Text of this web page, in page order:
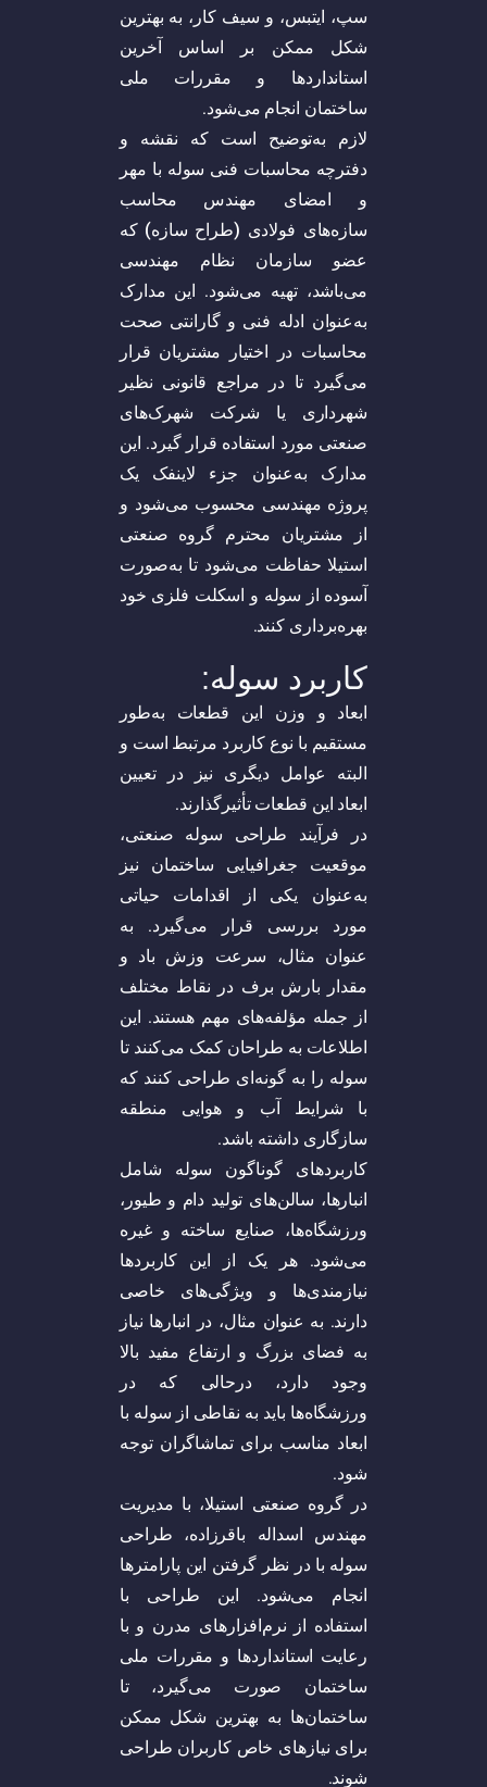
سپ، ایتبس، و سیف کار، به بهترین
شکل ممکن بر اساس آخرین
استاندارد‌ها و مقررات ملی
ساختمان انجام می‌شود.
لازم به‌توضیح است که نقشه و
دفترچه محاسبات فنی سوله با مهر
و امضای مهندس محاسب
سازه‌های فولادی (طراح سازه) که
عضو سازمان نظام مهندسی
می‌باشد، تهیه می‌شود. این مدارک
به‌عنوان ادله فنی و گارانتی صحت
محاسبات در اختیار مشتریان قرار
می‌گیرد تا در مراجع قانونی نظیر
شهرداری یا شرکت شهرک‌های
صنعتی مورد استفاده قرار گیرد. این
مدارک به‌عنوان جزء لاینفک یک
پروژه مهندسی محسوب می‌شود و
از مشتریان محترم گروه صنعتی
استیلا حفاظت می‌شود تا به‌صورت
آسوده از سوله و اسکلت فلزی خود
بهره‌برداری کنند.
کاربرد سوله:
ابعاد و وزن این قطعات به‌طور
مستقیم با نوع کاربرد مرتبط است و
البته عوامل دیگری نیز در تعیین
ابعاد این قطعات تأثیرگذارند.
در فرآیند طراحی سوله صنعتی،
موقعیت جغرافیایی ساختمان نیز
به‌عنوان یکی از اقدامات حیاتی
مورد بررسی قرار می‌گیرد. به
عنوان مثال، سرعت وزش باد و
مقدار بارش برف در نقاط مختلف
از جمله مؤلفه‌های مهم هستند. این
اطلاعات به طراحان کمک می‌کنند تا
سوله را به گونه‌ای طراحی کنند که
با شرایط آب و هوایی منطقه
سازگاری داشته باشد.
کاربرد‌های گوناگون سوله شامل
انبار‌ها، سالن‌های تولید دام و طیور،
ورزشگاه‌ها، صنایع ساخته و غیره
می‌شود. هر یک از این کاربرد‌ها
نیازمندی‌ها و ویژگی‌های خاصی
دارند. به عنوان مثال، در انبار‌ها نیاز
به فضای بزرگ و ارتفاع مفید بالا
وجود دارد، درحالی که در
ورزشگاه‌ها باید به نقاطی از سوله با
ابعاد مناسب برای تماشاگران توجه
شود.
در گروه صنعتی استیلا، با مدیریت
مهندس اسداله باقرزاده، طراحی
سوله با در نظر گرفتن این پارامتر‌ها
انجام می‌شود. این طراحی با
استفاده از نرم‌افزار‌های مدرن و با
رعایت استاندارد‌ها و مقررات ملی
ساختمان صورت می‌گیرد، تا
ساختمان‌ها به بهترین شکل ممکن
برای نیاز‌های خاص کاربران طراحی
شوند.